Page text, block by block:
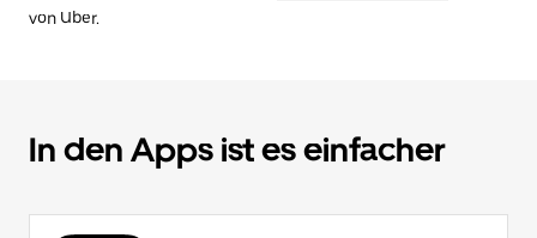
von Uber.
In den Apps ist es einfacher